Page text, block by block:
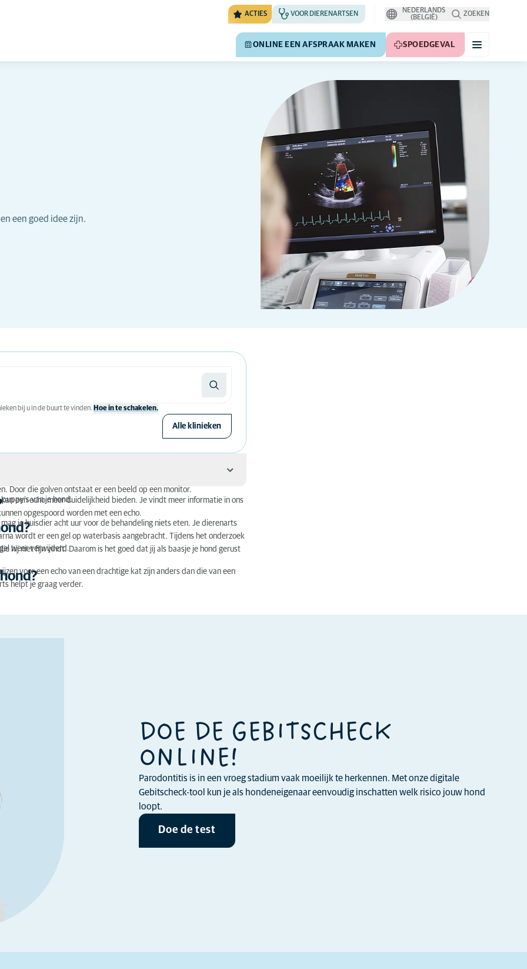
ACTIES VOOR DIERENARTSEN
NEDERLANDS
(BELGIË)
ZOEKEN
ONLINE EEN AFSPRAAK MAKEN SPOEDGEVAL
een goed idee zijn.
bij u in de buurt te vinden. Hoe in te schakelen.
Alle klinieken
Door die golven ontstaat er een beeld op een monitor.
van je hond.
een echo meer duidelijkheid bieden. Je vindt meer informatie in ons
opgespoord worden met een echo.
je huisdier acht uur voor de behandeling niets eten. Je dierenarts
wordt er een gel op waterbasis aangebracht. Tijdens het onderzoek
weer verwijderd.
hij niet fijn vindt. Daarom is het goed dat jij als baasje je hond gerust
voor een echo van een drachtige kat zijn anders dan die van een
helpt je graag verder.
DOE DE GEBITSCHECK
ONLINE!
Parodontitis is in een vroeg stadium vaak moeilijk te herkennen. Met onze digitale
Gebitscheck-tool kun je als hondeneigenaar eenvoudig inschatten welk risico jouw hond
loopt.
Doe de test